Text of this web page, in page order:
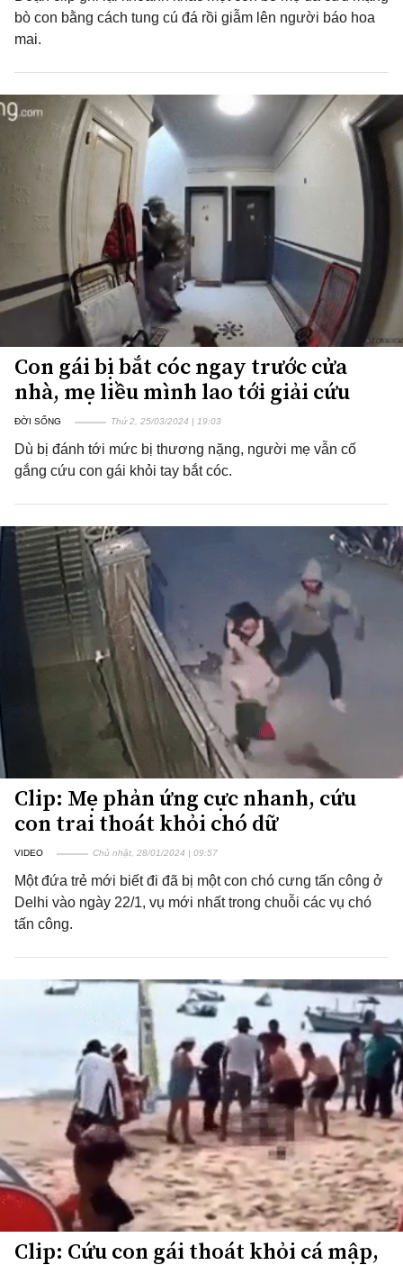
bò con bằng cách tung cú đá rồi giẫm lên người báo hoa
mai.
Con gái bị bắt cóc ngay trước cửa
nhà, mẹ liều mình lao tới giải cứu
ĐỜI SỐNG Thứ 2, 25/03/2024 | 19:03
Dù bị đánh tới mức bị thương nặng, người mẹ vẫn cố
gắng cứu con gái khỏi tay bắt cóc.
Clip: Mẹ phản ứng cực nhanh, cứu
con trai thoát khỏi chó dữ
VIDEO Chủ nhật, 28/01/2024 | 09:57
Một đứa trẻ mới biết đi đã bị một con chó cưng tấn công ở
Delhi vào ngày 22/1, vụ mới nhất trong chuỗi các vụ chó
tấn công.
Clip: Cứu con gái thoát khỏi cá mập,